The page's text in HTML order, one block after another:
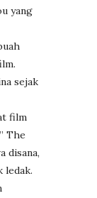
yang
sejak
film
The
disana,
ledak.